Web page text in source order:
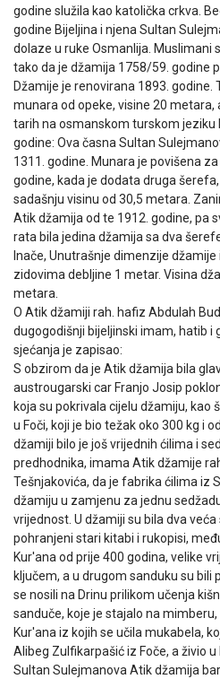
godine služila kao katolička crkva.
godine Bijeljina i njena Sultan
dolaze u ruke Osmanlija. Muslimani
tako da je džamija 1758/59. godine
Džamije je renovirana 1893. godine.
munara od opeke, visine 20
tarih na osmanskom turskom jeziku
godine: Ova časna Sultan
1311. godine. Munara je povišena
godine, kada je dodata druga
sadašnju visinu od 30,5 metara.
Atik džamija od te 1912. godine, pa
rata bila jedina džamija sa dva
Inače, Unutrašnje dimenzije
zidovima debljine 1 metar. Visina
metara.
O Atik džamiji rah. hafiz Abdulah
dugogodišnji bijeljinski imam, hatib i
sjećanja je zapisao:
S obzirom da je Atik džamija bila
austrougarski car Franjo Josip
koja su pokrivala cijelu džamiju, kao
u Foči, koji je bio težak oko 300 kg i
džamiji bilo je još vrijednih ćilima i
predhodnika, imama Atik džamije
Tešnjakovića, da je fabrika ćilima iz
džamiju u zamjenu za jednu
vrijednost. U džamiji su bila dva
pohranjeni stari kitabi i rukopisi,
Kur'ana od prije 400 godina, velike
ključem, a u drugom sanduku su bili
se nosili na Drinu prilikom učenja
sanduče, koje je stajalo na
Kur'ana iz kojih se učila mukabela,
Alibeg Zulfikarpašić iz Foče, a živio u
Sultan Sulejmanova Atik džamija